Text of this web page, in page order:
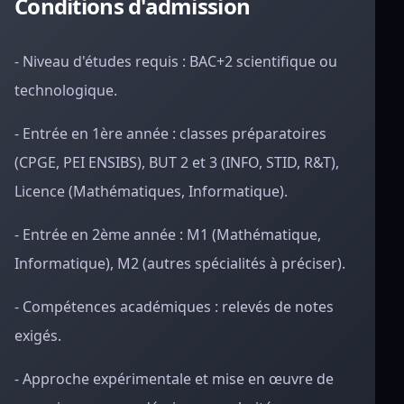
- Niveau d'études requis : BAC+2 scientifique ou
technologique.
- Entrée en 1ère année : classes préparatoires
(CPGE, PEI ENSIBS), BUT 2 et 3 (INFO, STID, R&T),
Licence (Mathématiques, Informatique).
- Entrée en 2ème année : M1 (Mathématique,
Informatique), M2 (autres spécialités à préciser).
- Compétences académiques : relevés de notes
exigés.
- Approche expérimentale et mise en œuvre de